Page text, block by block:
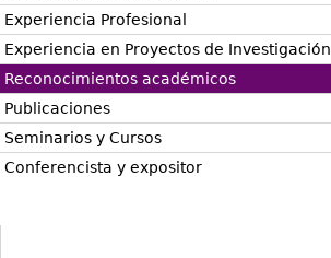
c
l
v
Experiencia Profesional
Experiencia en Proyectos de Investigación
Reconocimientos académicos
Publicaciones
Seminarios y Cursos
Conferencista y expositor